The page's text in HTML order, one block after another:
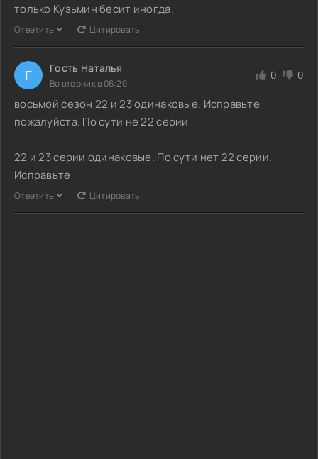
только Кузьмин бесит иногда.
Ответить Цитировать
Г Гость Наталья
Во вторник в 06:20
0 0
восьмой сезон 22 и 23 одинаковые. Исправьте
пожалуйста. По сути не 22 серии
22 и 23 серии одинаковые. По сути нет 22 серии.
Исправьте
Ответить Цитировать